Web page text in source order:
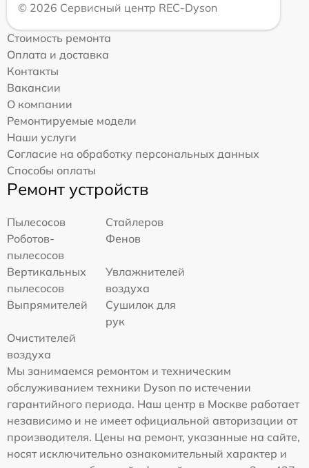
© 2026 Сервисный центр REC-Dyson
Стоимость ремонта
Оплата и доставка
Контакты
Вакансии
О компании
Ремонтируемые модели
Наши услуги
Согласие на обработку персональных данных
Способы оплаты
Ремонт устройств
Пылесосов
Стайлеров
Роботов-
пылесосов
Фенов
Вертикальных
пылесосов
Увлажнителей
воздуха
Выпрямителей
Сушилок для
рук
Очистителей
воздуха
Мы занимаемся ремонтом и техническим
обслуживанием техники Dyson по истечении
гарантийного периода. Наш центр в Москве работает
независимо и не имеет официальной авторизации от
производителя. Цены на ремонт, указанные на сайте,
носят исключительно ознакомительный характер и